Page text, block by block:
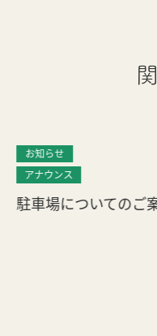
お知らせ
アナウンス
駐車場についてのご